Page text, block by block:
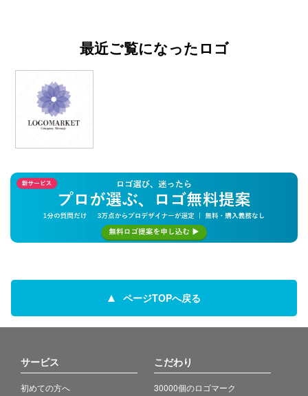
最近ご覧になったロゴ
ページTOPへ戻る
サービス
初めての方へ
こだわり
30000個のロゴマーク